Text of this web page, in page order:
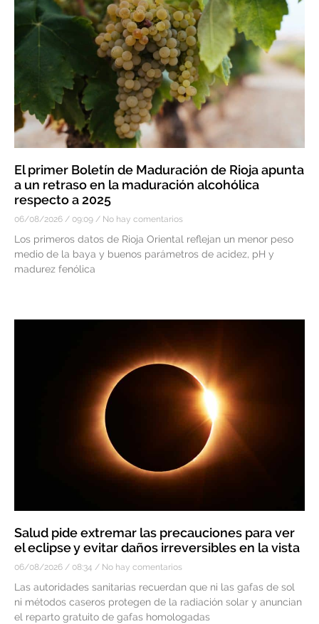
El primer Boletín de Maduración de Rioja apunta
a un retraso en la maduración alcohólica
respecto a 2025
06/08/2026 09:09 No hay comentarios
Los primeros datos de Rioja Oriental reflejan un menor peso
medio de la baya y buenos parámetros de acidez, pH y
madurez fenólica
Salud pide extremar las precauciones para ver
el eclipse y evitar daños irreversibles en la vista
06/08/2026 08:34 No hay comentarios
Las autoridades sanitarias recuerdan que ni las gafas de sol
ni métodos caseros protegen de la radiación solar y anuncian
el reparto gratuito de gafas homologadas